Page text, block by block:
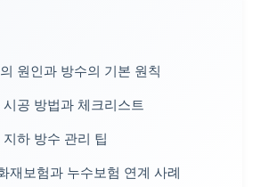
원인과 방수의 기본 원칙
시공 방법과 체크리스트
하 방수 관리 팁
재보험과 누수보험 연계 사례